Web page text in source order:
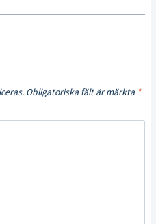
Obligatoriska fält är märkta *